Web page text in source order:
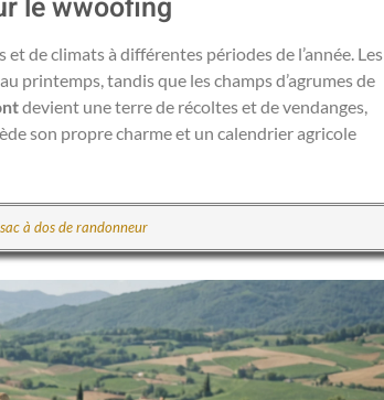
de climats à différentes périodes de l’année. Les
printemps, tandis que les champs d’agrumes de
devient une terre de récoltes et de vendanges,
son propre charme et un calendrier agricole
à dos de randonneur